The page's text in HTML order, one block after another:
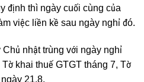
định thì ngày cuối cùng của
việc liền kề sau ngày nghỉ đó.
nhật trùng với ngày nghỉ
khai thuế GTGT tháng 7, Tờ
21.8.